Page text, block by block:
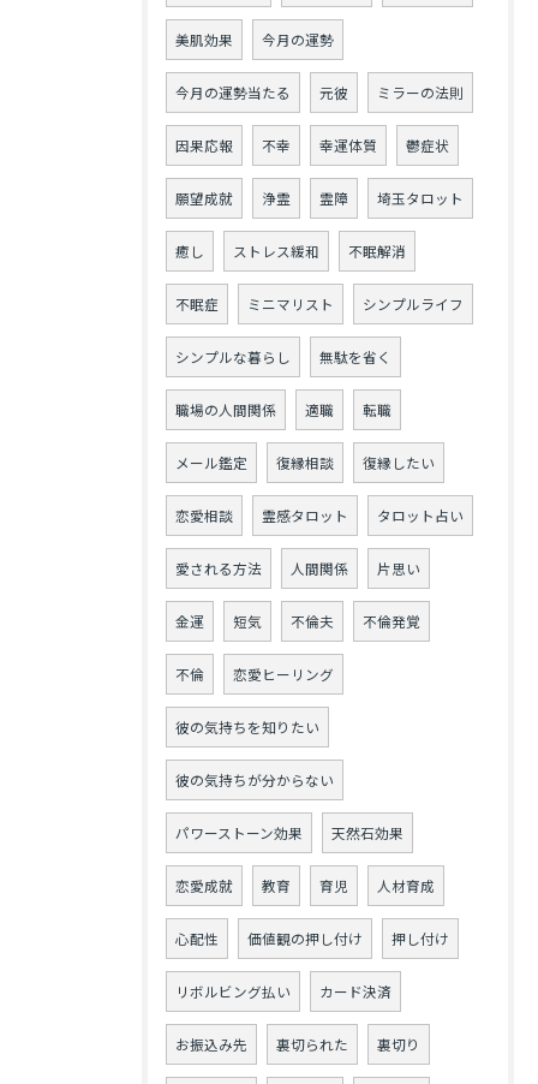
美肌効果 今月の運勢
今月の運勢当たる 元彼 ミラーの法則
因果応報 不幸 幸運体質 鬱症状
願望成就 浄霊 霊障 埼玉タロット
癒し ストレス緩和 不眠解消
不眠症 ミニマリスト シンプルライフ
シンプルな暮らし 無駄を省く
職場の人間関係 適職 転職
メール鑑定 復縁相談 復縁したい
恋愛相談 霊感タロット タロット占い
愛される方法 人間関係 片思い
金運 短気 不倫夫 不倫発覚
不倫 恋愛ヒーリング
彼の気持ちを知りたい
彼の気持ちが分からない
パワーストーン効果 天然石効果
恋愛成就 教育 育児 人材育成
心配性 価値観の押し付け 押し付け
リボルビング払い カード決済
お振込み先 裏切られた 裏切り